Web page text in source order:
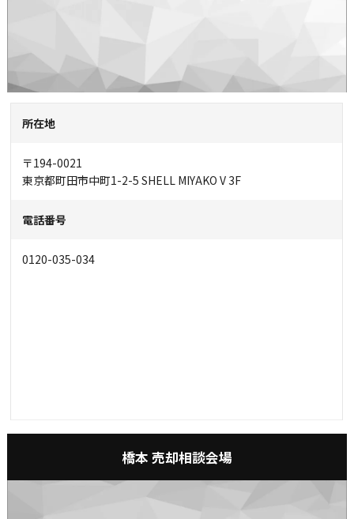
所在地
〒194-0021
東京都町田市中町1-2-5 SHELL MIYAKO V 3F
電話番号
0120-035-034
橋本 売却相談会場